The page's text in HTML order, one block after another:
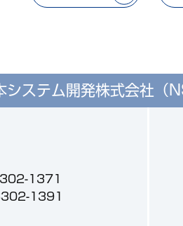
システム開発株式会社（
1371
1391